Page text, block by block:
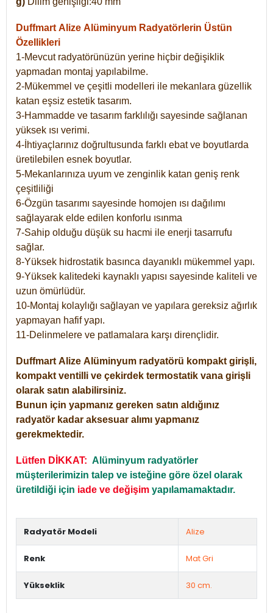
Duffmart Alize Alüminyum Radyatörlerin Üstün
Özellikleri
1-Mevcut radyatörünüzün yerine hiçbir değişiklik
yapmadan montaj yapılabilme.
2-Mükemmel ve çeşitli modelleri ile mekanlara güzellik
katan eşsiz estetik tasarım.
3-Hammadde ve tasarım farklılığı sayesinde sağlanan
yüksek ısı verimi.
4-İhtiyaçlarınız doğrultusunda farklı ebat ve boyutlarda
üretilebilen esnek boyutlar.
5-Mekanlarınıza uyum ve zenginlik katan geniş renk
çeşitliliği
6-Özgün tasarımı sayesinde homojen ısı dağılımı
sağlayarak elde edilen konforlu ısınma
7-Sahip olduğu düşük su hacmi ile enerji tasarrufu
sağlar.
8-Yüksek hidrostatik basınca dayanıklı mükemmel yapı.
9-Yüksek kalitedeki kaynaklı yapısı sayesinde kaliteli ve
uzun ömürlüdür.
10-Montaj kolaylığı sağlayan ve yapılara gereksiz ağırlık
yapmayan hafif yapı.
11-Delinmelere ve patlamalara karşı dirençlidir.
Duffmart Alize Alüminyum radyatörü kompakt girişli,
kompakt ventilli ve çekirdek termostatik vana girişli
olarak satın alabilirsiniz.
Bunun için yapmanız gereken satın aldığınız
radyatör kadar aksesuar alımı yapmanız
gerekmektedir.
Lütfen DİKKAT: Alüminyum radyatörler
müşterilerimizin talep ve isteğine göre özel olarak
üretildiği için iade ve değişim yapılamamaktadır.
Radyatör Modeli Alize
Renk Mat Gri
Yükseklik 30 cm.